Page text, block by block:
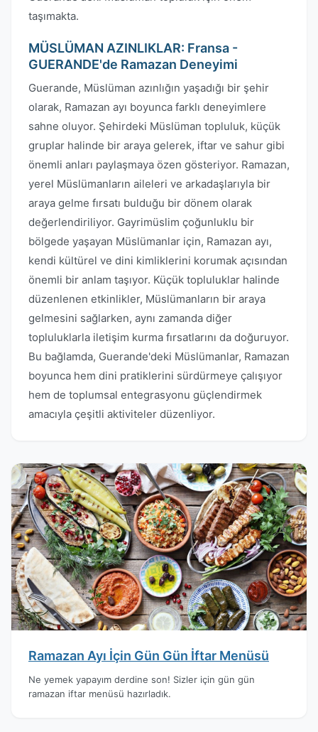
taşımakta.
MÜSLÜMAN AZINLIKLAR: Fransa -
GUERANDE'de Ramazan Deneyimi
Guerande, Müslüman azınlığın yaşadığı bir şehir
olarak, Ramazan ayı boyunca farklı deneyimlere
sahne oluyor. Şehirdeki Müslüman topluluk, küçük
gruplar halinde bir araya gelerek, iftar ve sahur gibi
önemli anları paylaşmaya özen gösteriyor. Ramazan,
yerel Müslümanların aileleri ve arkadaşlarıyla bir
araya gelme fırsatı bulduğu bir dönem olarak
değerlendiriliyor. Gayrimüslim çoğunluklu bir
bölgede yaşayan Müslümanlar için, Ramazan ayı,
kendi kültürel ve dini kimliklerini korumak açısından
önemli bir anlam taşıyor. Küçük topluluklar halinde
düzenlenen etkinlikler, Müslümanların bir araya
gelmesini sağlarken, aynı zamanda diğer
topluluklarla iletişim kurma fırsatlarını da doğuruyor.
Bu bağlamda, Guerande'deki Müslümanlar, Ramazan
boyunca hem dini pratiklerini sürdürmeye çalışıyor
hem de toplumsal entegrasyonu güçlendirmek
amacıyla çeşitli aktiviteler düzenliyor.
Ramazan Ayı İçin Gün Gün İftar Menüsü
Ne yemek yapayım derdine son! Sizler için gün gün
ramazan iftar menüsü hazırladık.